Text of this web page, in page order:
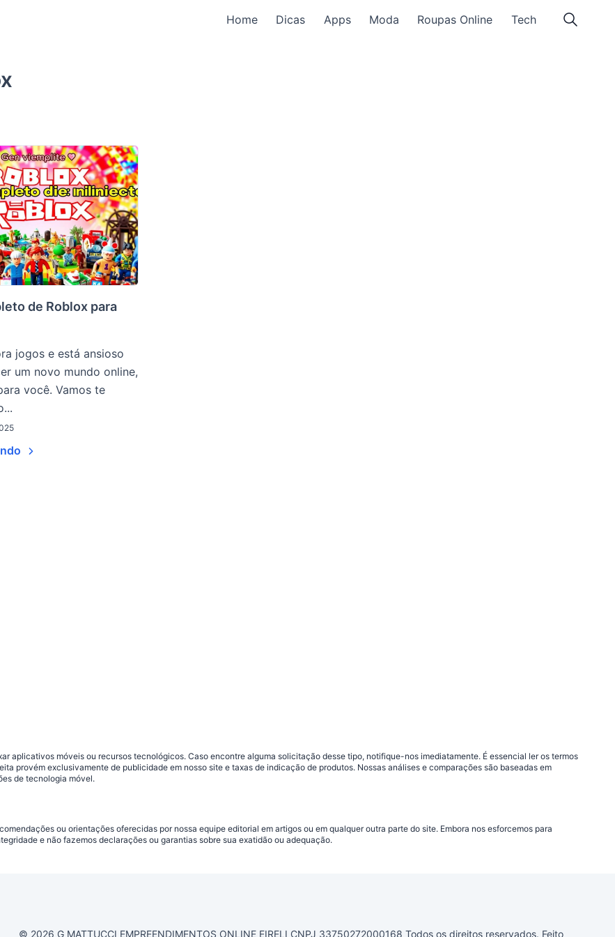
Home Dicas Apps Moda Roupas Online Tech
de Roblox para
jogos e está ansioso
um novo mundo online,
você. Vamos te
aplicativos móveis ou recursos tecnológicos. Caso encontre alguma solicitação desse tipo, notifique-nos imediatamente. É essencial ler os termos
provém exclusivamente de publicidade em nosso site e taxas de indicação de produtos. Nossas análises e comparações são baseadas em
de tecnologia móvel.
ou orientações oferecidas por nossa equipe editorial em artigos ou em qualquer outra parte do site. Embora nos esforcemos para
e não fazemos declarações ou garantias sobre sua exatidão ou adequação.
© 2026 G MATTUCCI EMPREENDIMENTOS ONLINE EIRELI CNPJ 33750272000168 Todos os direitos reservados. Feito